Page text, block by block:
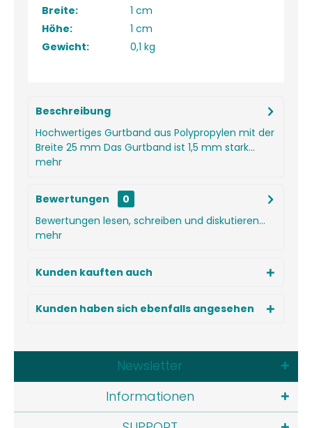
Breite:
1 cm
Höhe:
1 cm
Gewicht:
0,1 kg
Beschreibung
Hochwertiges Gurtband aus Polypropylen mit der
Breite 25 mm Das Gurtband ist 1,5 mm stark...
mehr
Bewertungen
0
Bewertungen lesen, schreiben und diskutieren...
mehr
Kunden kauften auch
Kunden haben sich ebenfalls angesehen
Informationen
Newsletter